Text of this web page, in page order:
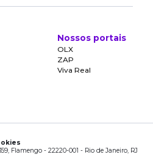
Nossos portais
OLX
ZAP
Viva Real
Flamengo - 22220-001 - Rio de Janeiro, RJ